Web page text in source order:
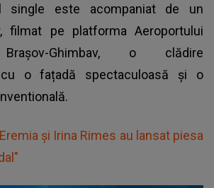
single este acompaniat de un
filmat pe platforma Aeroportului
Brașov-Ghimbav, o clădire
cu o fațadă spectaculoasă și o
și Irina Rimes au lansat piesa